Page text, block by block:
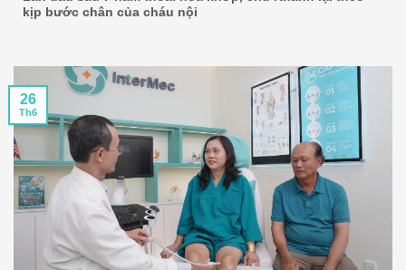
kịp bước chân của cháu nội
26
Th6